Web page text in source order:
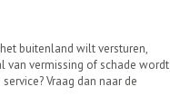
buitenland wilt versturen,
van vermissing of schade wordt
Vraag dan naar de